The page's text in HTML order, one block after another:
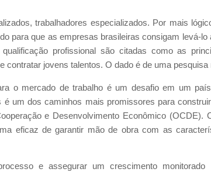
trabalhadores especializados. Por mais
para que as empresas brasileiras consigam levá-
profissional são citadas como as
contratar jovens talentos. O dado é de uma pesquisa
o mercado de trabalho é um desafio em um
é um dos caminhos mais promissores para
e Desenvolvimento Econômico (OCDE).
eficaz de garantir mão de obra com as
e assegurar um crescimento